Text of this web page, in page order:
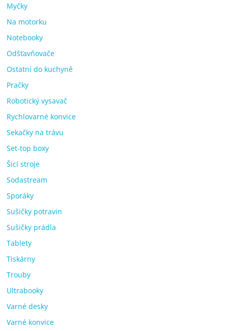
Myčky
Na motorku
Notebooky
Odšťavňovače
Ostatní do kuchyně
Pračky
Robotický vysavač
Rychlovarné konvice
Sekačky na trávu
Set-top boxy
Šicí stroje
Sodastream
Sporáky
Sušičky potravin
Sušičky prádla
Tablety
Tiskárny
Trouby
Ultrabooky
Varné desky
Varné konvice